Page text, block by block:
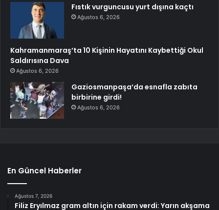
Fıstık vurguncusu yurt dışına kaçtı
Ağustos 6, 2026
Kahramanmaraş’ta 10 Kişinin Hayatını Kaybettiği Okul
Saldırısına Dava
Ağustos 6, 2026
Gaziosmanpaşa’da esnafla zabıta
birbirine girdi!
Ağustos 6, 2026
En Güncel Haberler
Ağustos 7, 2026
Filiz Eryılmaz gram altın için rakam verdi: Yarın akşama